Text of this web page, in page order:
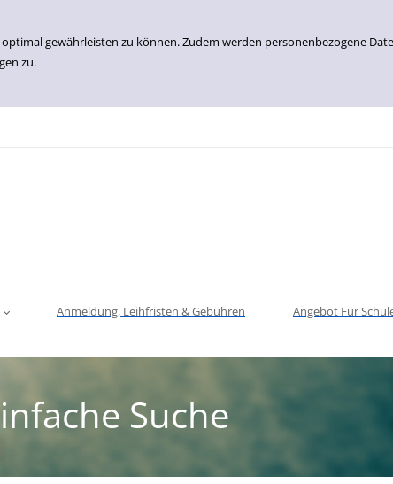
gewährleisten zu können. Zudem werden personenbezogene
zu.
Anmeldung, Leihfristen & Gebühren Angebot Für
Suche